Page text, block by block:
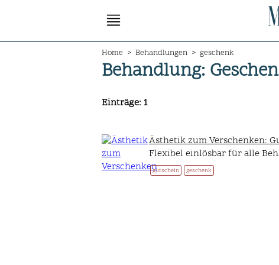
Home > Behandlungen > geschenk
Behandlung:
Einträge: 1
Ästhetik zum Verschenken:
Flexibel einlösbar für alle
gutschein geschenk